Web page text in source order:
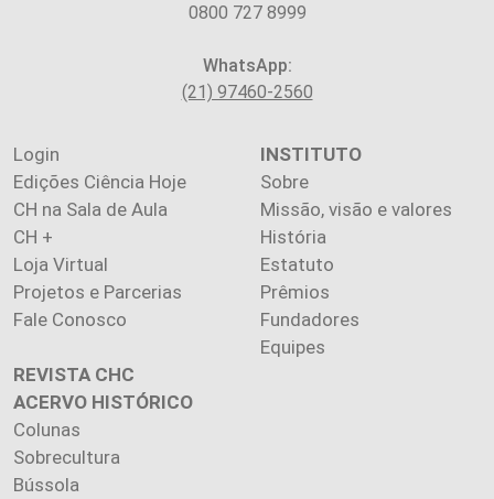
0800 727 8999
WhatsApp:
(21) 97460-2560
Login
Edições Ciência Hoje
CH na Sala de Aula
CH +
Loja Virtual
Projetos e Parcerias
Fale Conosco
INSTITUTO
Sobre
Missão, visão e valores
História
Estatuto
Prêmios
Fundadores
Equipes
REVISTA CHC
ACERVO HISTÓRICO
Colunas
Sobrecultura
Bússola